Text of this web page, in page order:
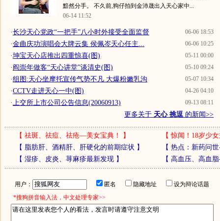
黯然分手。 不久前,狗仔拍到金沛晟出入天心家中...
06-14 11:52
06-06 18:53
·长沙天心党政“一把手”八小时外接受全面监督
06-06 10:25
·金曲庆功演唱会大牌云集 侯佩岑天心任主...
05-11 00:00
·坤宝天心店推出四重惊喜(图)
05-10 09:24
·阎崇年做客“天心讲堂”谈清史(图)
05-07 10:34
·组图:天心坐摩托宣传气势不凡 大爆粉嫩乳沟
04-26 04:10
·CCTV走进天心一中(图)
09-13 08:11
· 上交所上市公司公告信息(20060913)
更多关于 天心 挑逗 的新闻>>
【 祛斑、祛痘、祛疮—美女宝典！ 】 【惊闻！18岁少
【 脂肪肝、酒精肝、肝硬化的前期症状 】 【 热点：新药问
【 湿疹、皮炎、荨麻疹最新发现】 【 高血压、高血
用户： 匿名 隐藏地址
设为辩论话题
*搜狗拼音输入法，中文处理专家>>